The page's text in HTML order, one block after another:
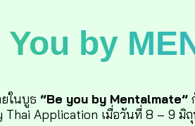
You by
ในบูธ “Be you by Mentalmate”
Thai Application เมื่อวันที่ 8 –